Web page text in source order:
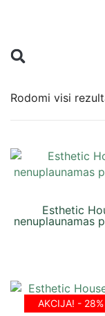
Rodomi visi
Esthetic
nenuplaunamas
AKCIJA! - 28%